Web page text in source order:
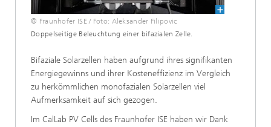
© Fraunhofer ISE / Foto: Aleksander Filipovic
Doppelseitige Beleuchtung einer bifazialen Zelle.
Bifaziale Solarzellen haben aufgrund ihres signifikanten
Energiegewinns und ihrer Kosteneffizienz im Vergleich
zu herkömmlichen monofazialen Solarzellen viel
Aufmerksamkeit auf sich gezogen.
Im CalLab PV Cells des Fraunhofer ISE haben wir Dank